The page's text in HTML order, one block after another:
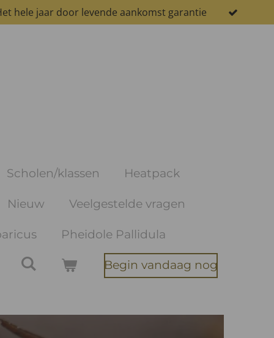
hele jaar door levende aankomst garantie
Scholen/klassen Heatpack
Nieuw Veelgestelde vragen
Pheidole Pallidula
Begin vandaag nog